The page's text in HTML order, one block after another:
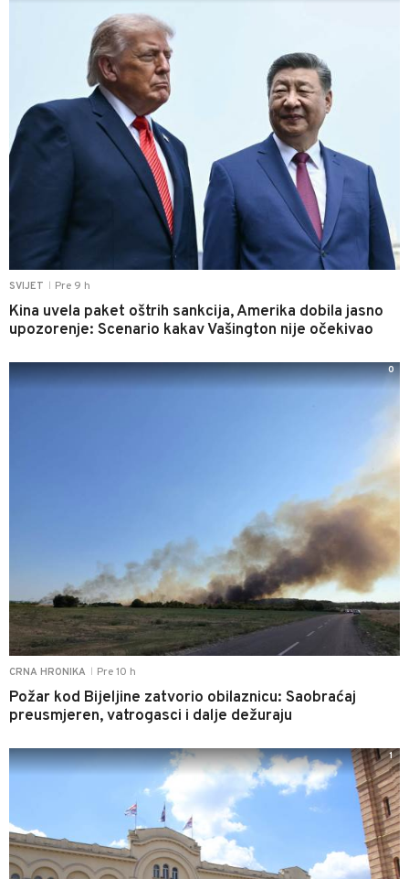
SVIJET Pre 9 h
Kina uvela paket oštrih sankcija, Amerika dobila jasno
upozorenje: Scenario kakav Vašington nije očekivao
CRNA HRONIKA Pre 10 h
Požar kod Bijeljine zatvorio obilaznicu: Saobraćaj
preusmjeren, vatrogasci i dalje dežuraju
0
1